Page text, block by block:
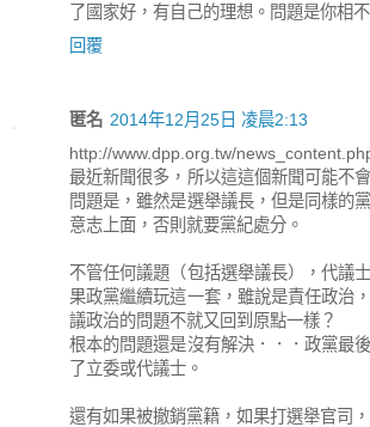
了國家好，有自己的理想。問題是你相
回覆
匿名 2014年12月25日 凌晨2:13
http://www.dpp.org.tw/
最近新聞很多，所以這這個新聞可能不
問題是，雖然是選舉議長，但是同樣的
意志上面，否則就要黨紀處分。
不管任何議題（包括選舉議長），代議
果政黨繼續玩這一套，雖說是責任政治
議政治的問題不就又回到原點一樣？
根本的問題還是沒有解決．．．政黨最
了立委或代議士。
還有如果被撤銷黨籍，如果打選舉官司